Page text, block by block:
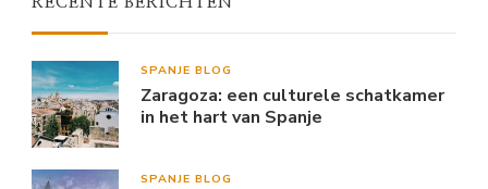
SPANJE BLOG
Zaragoza: een culturele schatkamer
in het hart van Spanje
SPANJE BLOG